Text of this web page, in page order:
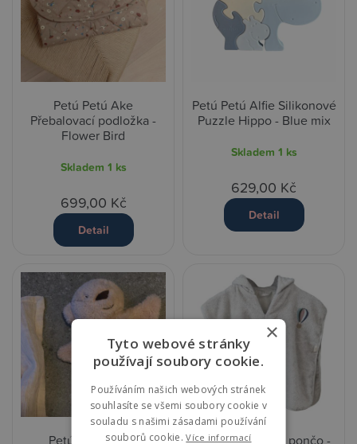
Petú Petú Ake
Přebalovací podložka -
Flower Bird
Skladem 1 ks
699,00 Kč
Detail
Petú Petú Alfie Silikonové
Puzzle Hippo - Blue mix
Skladem 1 ks
629,00 Kč
Detail
Petú Petú Brody Petú Petú Celsa pončo -
×
Tyto webové stránky
používají soubory cookie.
Používáním našich webových stránek
souhlasíte se všemi soubory cookie v
souladu s našimi zásadami používání
souborů cookie.Více informací